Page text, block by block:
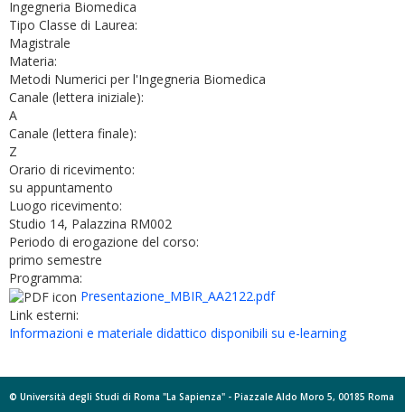
Ingegneria Biomedica
Tipo Classe di Laurea:
Magistrale
Materia:
Metodi Numerici per l'Ingegneria Biomedica
Canale (lettera iniziale):
A
Canale (lettera finale):
Z
Orario di ricevimento:
su appuntamento
Luogo ricevimento:
Studio 14, Palazzina RM002
Periodo di erogazione del corso:
primo semestre
Programma:
Presentazione_MBIR_AA2122.pdf
Link esterni:
Informazioni e materiale didattico disponibili su e-learning
© Università degli Studi di Roma "La Sapienza" - Piazzale Aldo Moro 5, 00185 Roma